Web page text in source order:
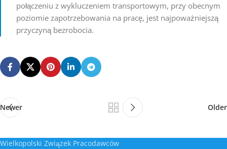
połączeniu z wykluczeniem transportowym, przy obecnym
poziomie zapotrzebowania na pracę, jest najpoważniejszą
przyczyną bezrobocia.
Newer Older
Wielkopolski Związek Pracodawców